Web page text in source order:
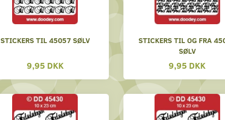
STICKERS TIL 45057 SØLV
9,95 DKK
STICKERS TIL OG FRA
SØLV
9,95 DKK